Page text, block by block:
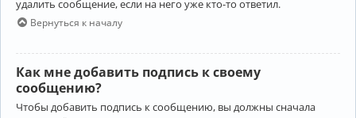
удалить сообщение, если на него уже кто-то ответил.
Вернуться к началу
Как мне добавить подпись к своему
сообщению?
Чтобы добавить подпись к сообщению, вы должны сначала